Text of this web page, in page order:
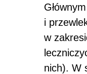
i
w
nich). W